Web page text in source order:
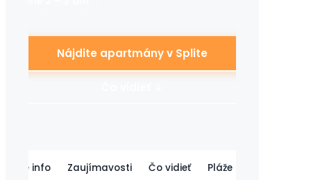
Nájdite apartmány v Splite
info Zaujímavosti Čo vidieť Pláže